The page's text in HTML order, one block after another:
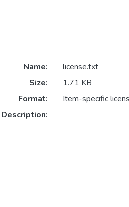
Name:
license.txt
Size:
1.71 KB
Format:
Item-specific
Description: